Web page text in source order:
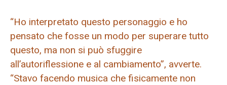
“Ho interpretato questo personaggio e ho
pensato che fosse un modo per superare tutto
questo, ma non si può sfuggire
all’autoriflessione e al cambiamento”, avverte.
“Stavo facendo musica che fisicamente non